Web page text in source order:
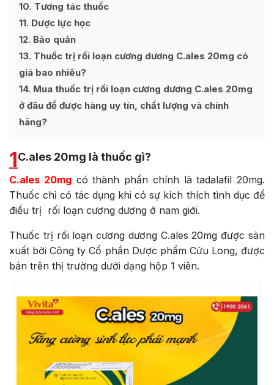
10 Tương tác thuốc
11 Dược lực học
12 Bảo quản
13 Thuốc trị rối loạn cương dương C.ales 20mg có
giá bao nhiêu?
14 Mua thuốc trị rối loạn cương dương C.ales 20mg
ở đâu để được hàng uy tín, chất lượng và chính
hãng?
1C.ales 20mg là thuốc gì?
C.ales 20mgcó thành phần chính là tadalafil 20mg.
Thuốc chỉ có tác dụng khi có sự kích thích tình dục để
điều trị rối loạn cương dương ở nam giới.
Thuốc trị rối loạn cương dương C.ales 20mg được sản
xuất bởi Công ty Cổ phần Dược phẩm Cửu Long, được
bán trên thị trường dưới dạng hộp 1 viên.